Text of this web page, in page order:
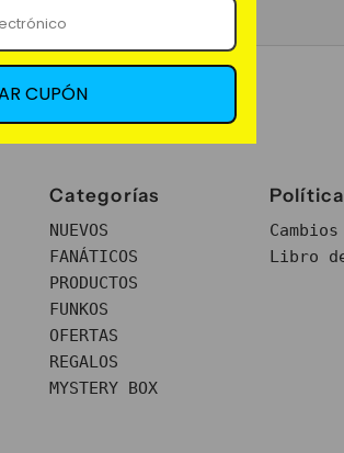
Categorías
NUEVOS
FANÁTICOS
PRODUCTOS
FUNKOS
OFERTAS
REGALOS
MYSTERY BOX
Libro
CUPÓN